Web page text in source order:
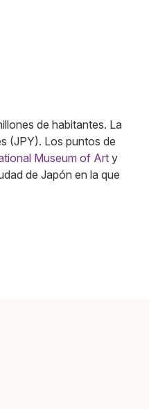
de habitantes. La
(JPY). Los puntos de
Museum of Art y
de Japón en la que